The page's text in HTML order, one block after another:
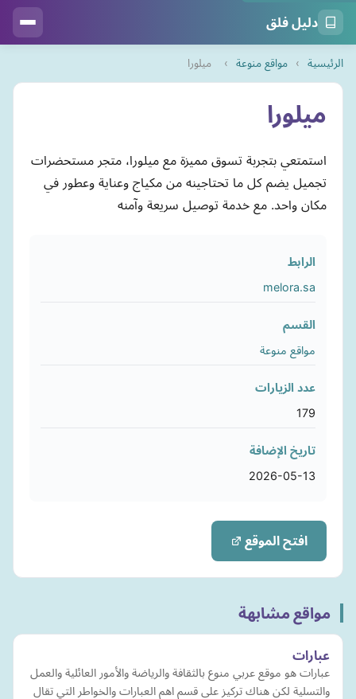
دليل فلق
الرئيسية › مواقع منوعة › ميلورا
ميلورا
استمتعي بتجربة تسوق مميزة مع ميلورا، متجر مستحضرات
تجميل يضم كل ما تحتاجينه من مكياج وعناية وعطور في
مكان واحد. مع خدمة توصيل سريعة وآمنه
الرابط
melora.sa
القسم
مواقع منوعة
عدد الزيارات
179
تاريخ الإضافة
2026-05-13
افتح الموقع
مواقع مشابهة
عبارات
عبارات هو موقع عربي منوع بالثقافة والرياضة والأمور العائلية والعمل
والتسلية لكن هناك تركيز على قسم اهم العبارات والخواطر التي تقال